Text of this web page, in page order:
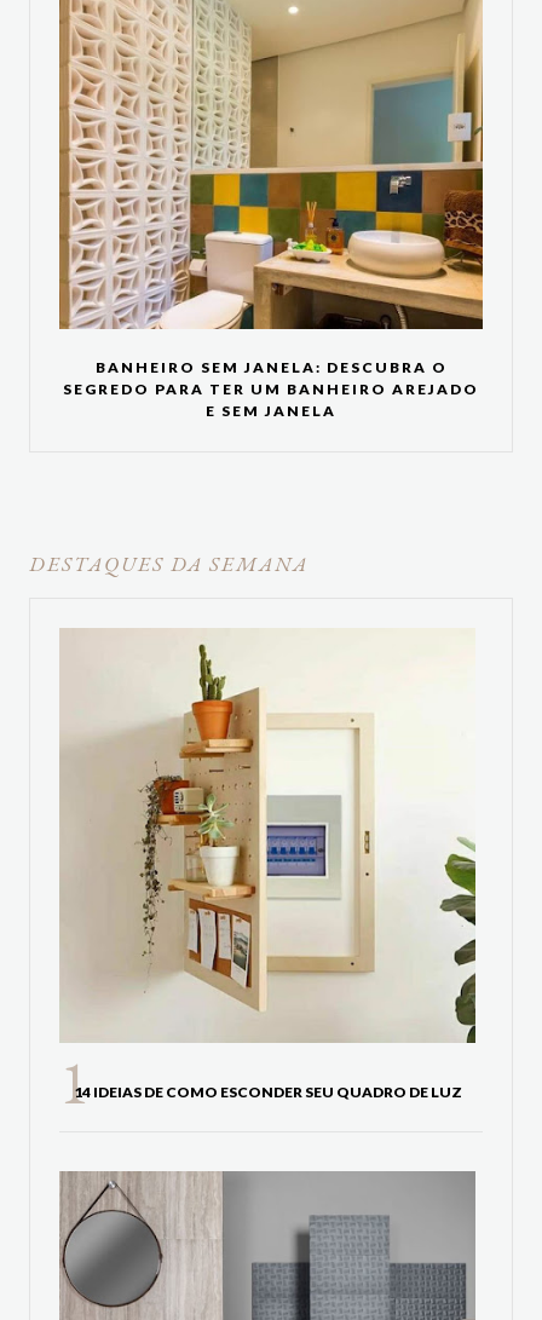
BANHEIRO SEM JANELA: DESCUBRA O
SEGREDO PARA TER UM BANHEIRO AREJADO
E SEM JANELA
DESTAQUES DA SEMANA
14 IDEIAS DE COMO ESCONDER SEU QUADRO DE LUZ